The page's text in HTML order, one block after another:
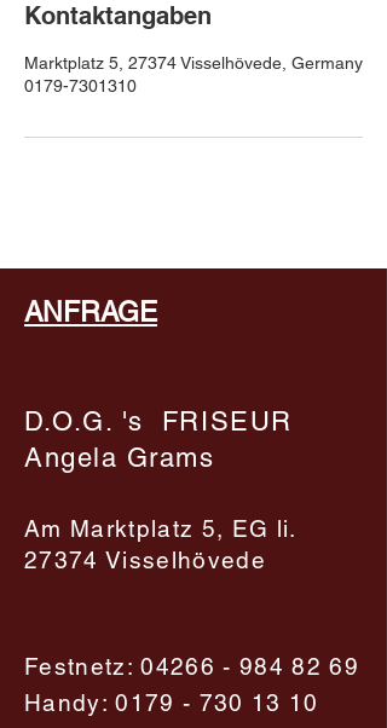
Kontaktangaben
Marktplatz 5, 27374 Visselhövede, Germany
0179-7301310
ANFRAGE
D.O.G. 's FRISEUR
Angela Grams​​​
Am Marktplatz 5, EG li.
27374 Visselhövede
Festnetz:04266 - 984 82 69
Handy:0179 - 730 13 10